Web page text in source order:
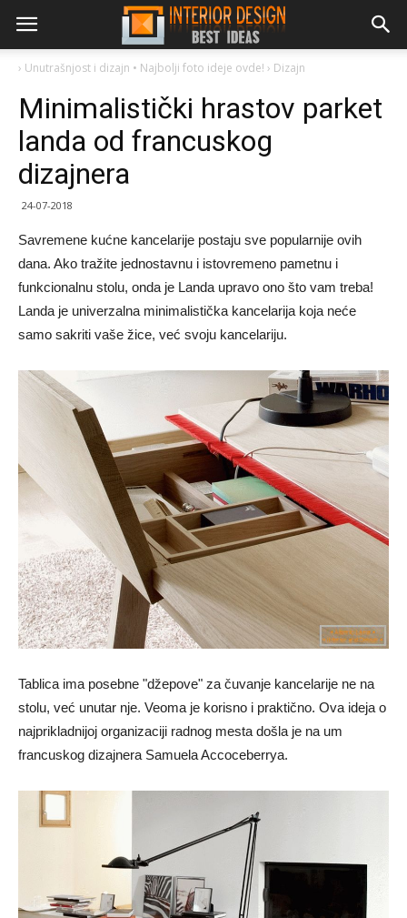
› Unutrašnjost i dizajn • Najbolji foto ideje ovde! › Dizajn
Minimalistički hrastov parket
landa od francuskog
dizajnera
24-07-2018
Savremene kućne kancelarije postaju sve popularnije ovih
dana. Ako tražite jednostavnu i istovremeno pametnu i
funkcionalnu stolu, onda je Landa upravo ono što vam treba!
Landa je univerzalna minimalistička kancelarija koja neće
samo sakriti vaše žice, već svoju kancelariju.
Tablica ima posebne "džepove" za čuvanje kancelarije ne na
stolu, već unutar nje. Veoma je korisno i praktično. Ova ideja o
najprikladnijoj organizaciji radnog mesta došla je na um
francuskog dizajnera Samuela Accoceberrya.